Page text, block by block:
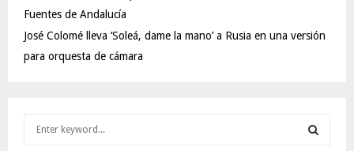
Fuentes de Andalucía
José Colomé lleva ‘Soleá, dame la mano’ a Rusia en una versión
para orquesta de cámara